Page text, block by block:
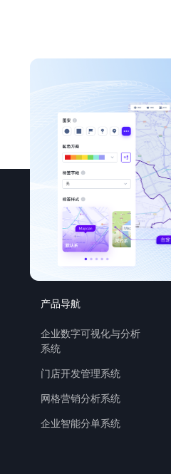
产品导航
企业数字可视化与分析
系统
门店开发管理系统
网格营销分析系统
企业智能分单系统